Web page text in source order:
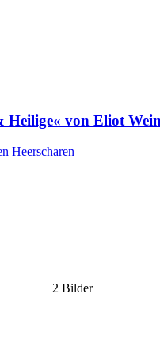
Heilige« von Eliot
Heerscharen
2 Bilder